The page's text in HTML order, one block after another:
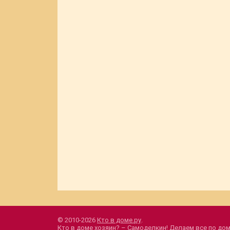
© 2010-2026 Кто в доме.ру.
Кто в доме хозяин? – Самоделкин! Делаем все по